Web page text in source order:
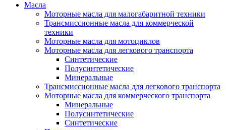
Масла
Моторные масла для малогабаритной техники
Трансмиссионные масла для коммерческой
техники
Моторные масла для мотоциклов
Моторные масла для легкового транспорта
Синтетические
Полусинтетические
Минеральные
Трансмиссионные масла для легкового транспорта
Моторные масла для коммерческого транспорта
Минеральные
Полусинтетические
Синтетические